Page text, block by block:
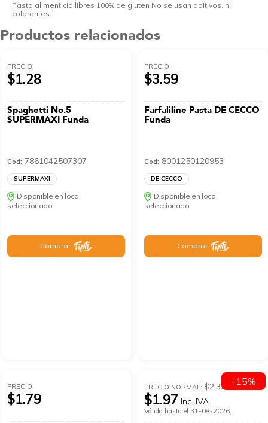
Pasta alimenticia libres 100% de gluten No se usan aditivos, ni
colorantes
Productos relacionados
PRECIO
$1.28
Spaghetti No.5
SUPERMAXI Funda
Cod: 7861042507307
SUPERMAXI
Disponible en local
seleccionado
Comprar
PRECIO
$3.59
Farfaliline Pasta DE CECCO
Funda
Cod: 8001250120953
DE CECCO
Disponible en local
seleccionado
Comprar
PRECIO
$1.79
PRECIO NORMAL:$2.32
$1.97 Inc. IVA
Válida hasta el 31-08-2026.
-15%